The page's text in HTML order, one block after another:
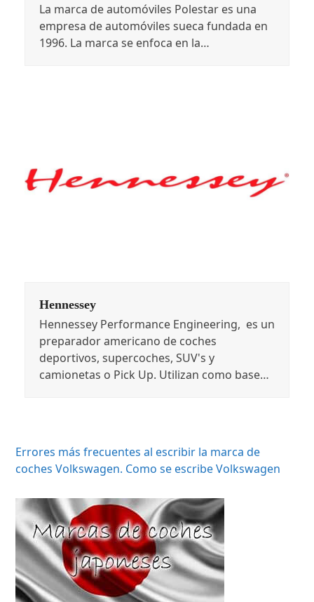
La marca de automóviles Polestar es una
empresa de automóviles sueca fundada en
1996. La marca se enfoca en la…
Hennessey
Hennessey Performance Engineering, es un
preparador americano de coches
deportivos, supercoches, SUV's y
camionetas o Pick Up. Utilizan como base…
Errores más frecuentes al escribir la marca de
coches Volkswagen. Como se escribe Volkswagen